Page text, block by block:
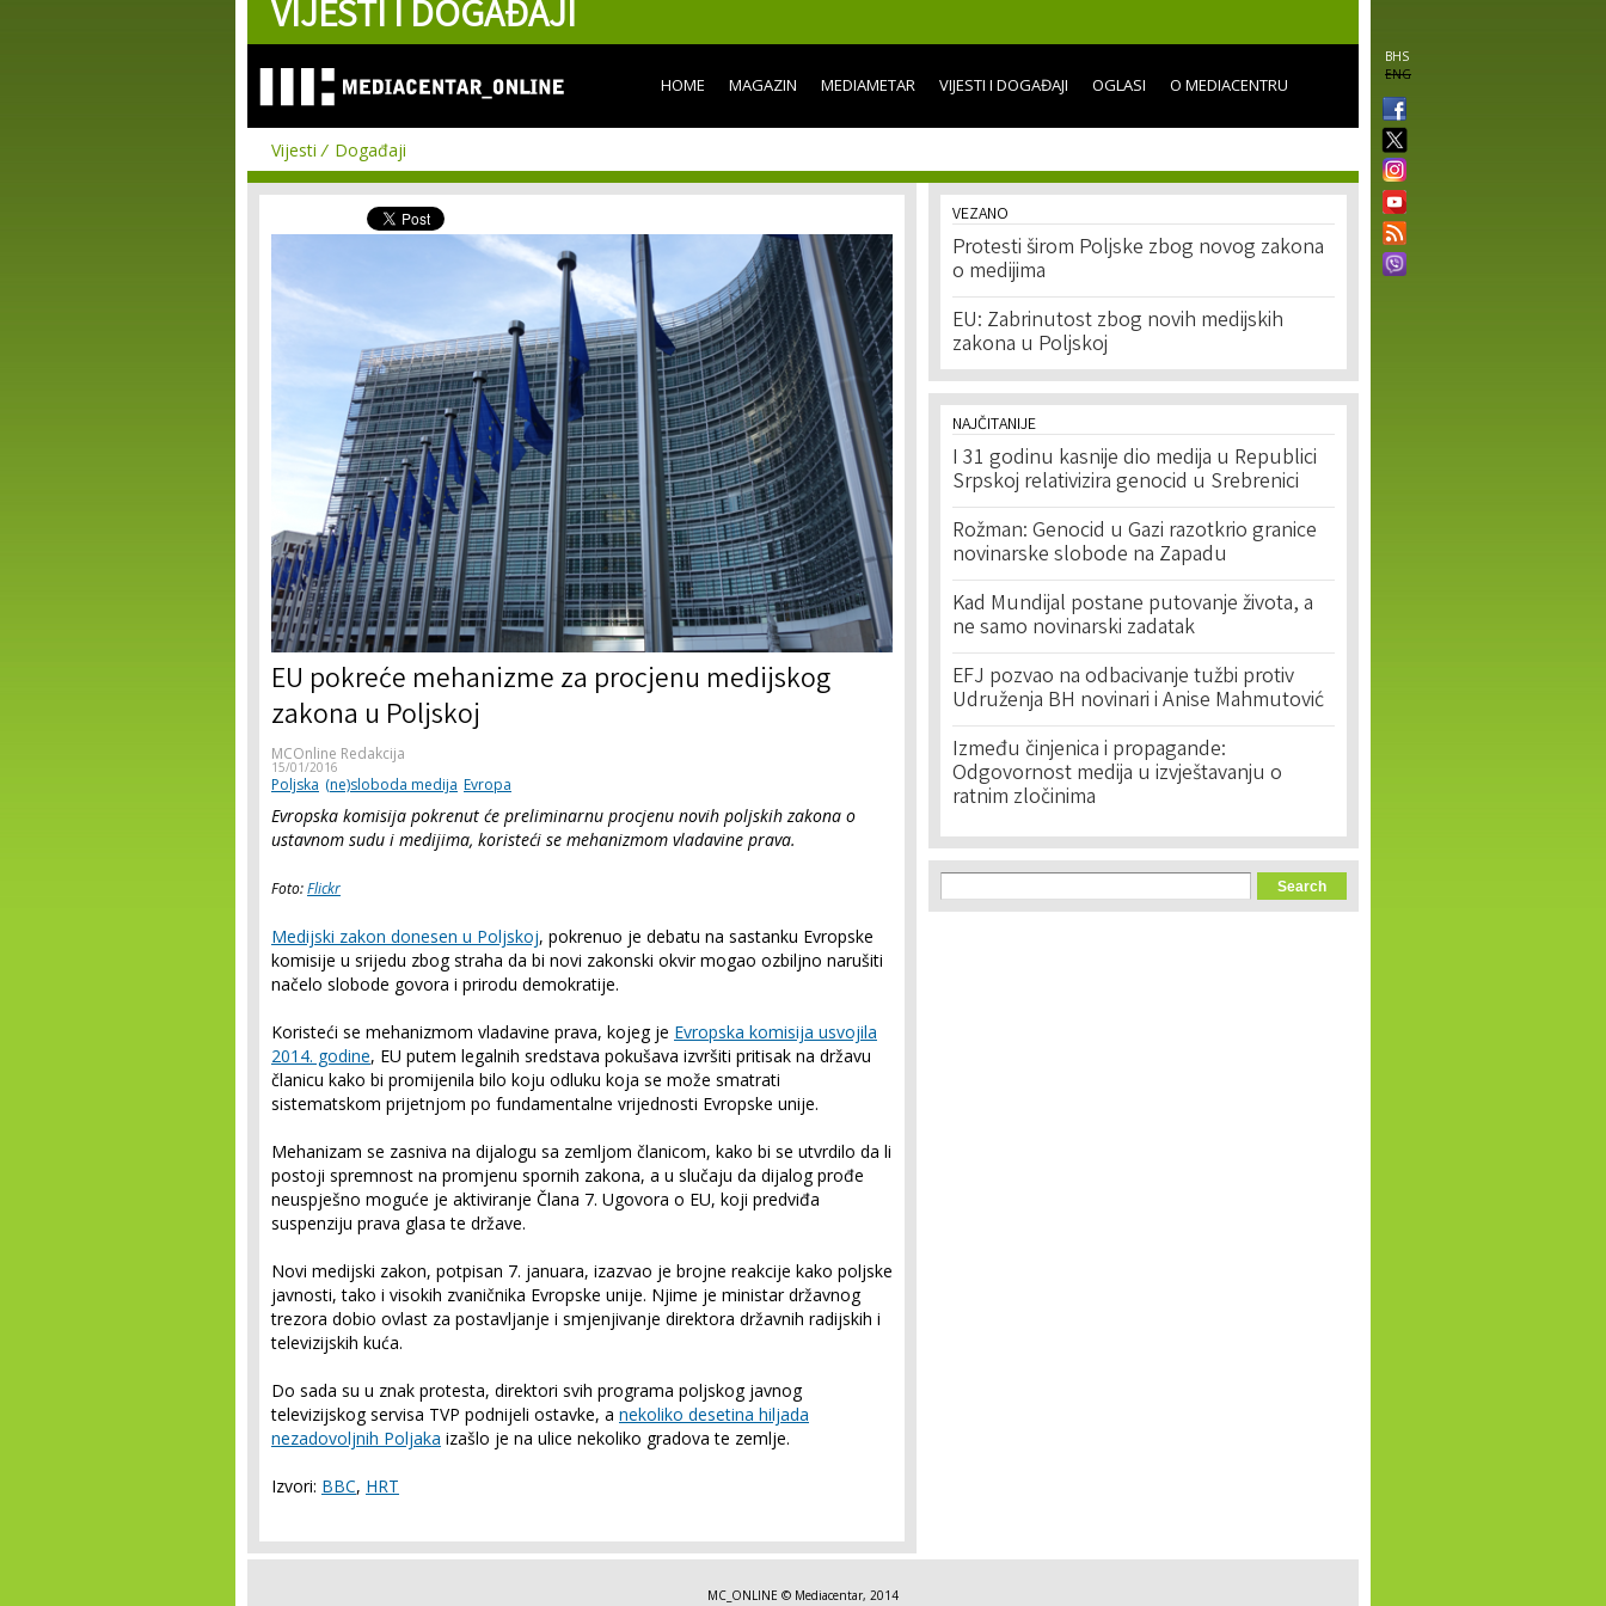
content
VIJESTI I DOGAĐAJI
BHS
ENG
HOME MAGAZIN MEDIAMETAR VIJESTI I DOGAĐAJI OGLASI O MEDIACENTRU
Vijesti Događaji
EU pokreće mehanizme za procjenu medijskog
zakona u Poljskoj
MCOnline Redakcija
15/01/2016
Poljska (ne)sloboda medija Evropa
Evropska komisija pokrenut će preliminarnu procjenu novih poljskih zakona o
ustavnom sudu i medijima, koristeći se mehanizmom vladavine prava.
Foto:Flickr
Medijski zakon donesen u Poljskoj, pokrenuo je debatu na sastanku Evropske
komisije u srijedu zbog straha da bi novi zakonski okvir mogao ozbiljno narušiti
načelo slobode govora i prirodu demokratije.
Koristeći se mehanizmom vladavine prava, kojeg je Evropska komisija usvojila
2014. godine, EU putem legalnih sredstava pokušava izvršiti pritisak na državu
članicu kako bi promijenila bilo koju odluku koja se može smatrati
sistematskom prijetnjom po fundamentalne vrijednosti Evropske unije.
Mehanizam se zasniva na dijalogu sa zemljom članicom, kako bi se utvrdilo da li
postoji spremnost na promjenu spornih zakona, a u slučaju da dijalog prođe
neuspješno moguće je aktiviranje Člana 7. Ugovora o EU, koji predviđa
suspenziju prava glasa te države.
Novi medijski zakon, potpisan 7. januara, izazvao je brojne reakcije kako poljske
javnosti, tako i visokih zvaničnika Evropske unije. Njime je ministar državnog
trezora dobio ovlast za postavljanje i smjenjivanje direktora državnih radijskih i
televizijskih kuća.
Do sada su u znak protesta, direktori svih programa poljskog javnog
televizijskog servisa TVP podnijeli ostavke, a nekoliko desetina hiljada
nezadovoljnih Poljaka izašlo je na ulice nekoliko gradova te zemlje.
Izvori: BBC, HRT
VEZANO
Protesti širom Poljske zbog novog zakona
o medijima
EU: Zabrinutost zbog novih medijskih
zakona u Poljskoj
NAJČITANIJE
I 31 godinu kasnije dio medija u Republici
Srpskoj relativizira genocid u Srebrenici
Rožman: Genocid u Gazi razotkrio granice
novinarske slobode na Zapadu
Kad Mundijal postane putovanje života, a
ne samo novinarski zadatak
EFJ pozvao na odbacivanje tužbi protiv
Udruženja BH novinari i Anise Mahmutović
Između činjenica i propagande:
Odgovornost medija u izvještavanju o
ratnim zločinima
Search form
Search
MC_ONLINE © Mediacentar, 2014